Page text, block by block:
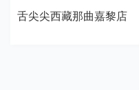
舌尖尖西藏那曲嘉黎店